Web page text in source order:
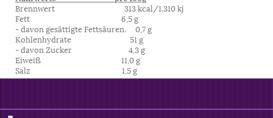
Brennwert 313 kcal/1.310 kj
Fett 6,5 g
- davon gesättigte Fettsäuren. 0,7 g
Kohlenhydrate 51 g
- davon Zucker 4,3 g
Eiweiß 11,0 g
Salz 1,5 g